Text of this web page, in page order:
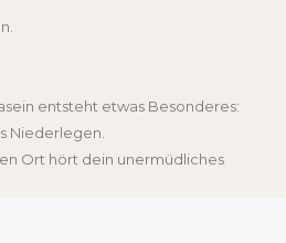
entsteht etwas Besonderes:
Niederlegen.
Ort hört dein unermüdliches